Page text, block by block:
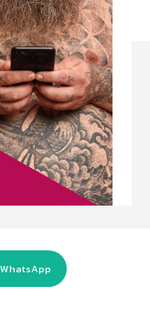
WhatsApp